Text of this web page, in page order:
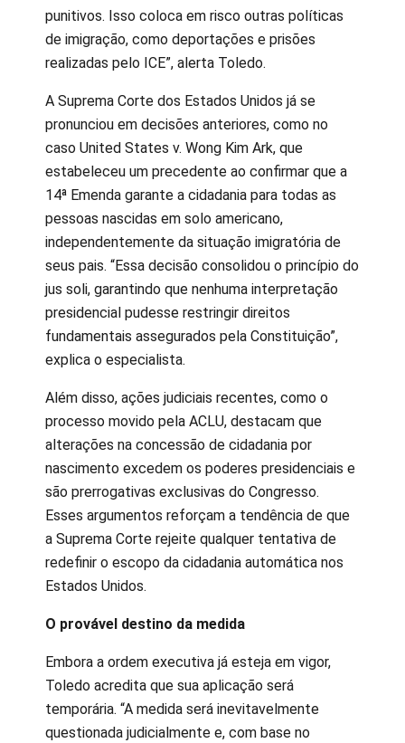
punitivos. Isso coloca em risco outras políticas
de imigração, como deportações e prisões
realizadas pelo ICE”, alerta Toledo.
A Suprema Corte dos Estados Unidos já se
pronunciou em decisões anteriores, como no
caso United States v. Wong Kim Ark, que
estabeleceu um precedente ao confirmar que a
14ª Emenda garante a cidadania para todas as
pessoas nascidas em solo americano,
independentemente da situação imigratória de
seus pais. “Essa decisão consolidou o princípio do
jus soli, garantindo que nenhuma interpretação
presidencial pudesse restringir direitos
fundamentais assegurados pela Constituição”,
explica o especialista.
Além disso, ações judiciais recentes, como o
processo movido pela ACLU, destacam que
alterações na concessão de cidadania por
nascimento excedem os poderes presidenciais e
são prerrogativas exclusivas do Congresso.
Esses argumentos reforçam a tendência de que
a Suprema Corte rejeite qualquer tentativa de
redefinir o escopo da cidadania automática nos
Estados Unidos.
O provável destino da medida
Embora a ordem executiva já esteja em vigor,
Toledo acredita que sua aplicação será
temporária. “A medida será inevitavelmente
questionada judicialmente e, com base no